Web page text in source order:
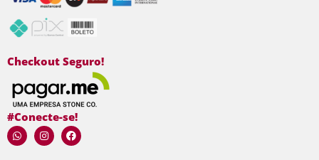
Checkout Seguro!
#Conecte-se!